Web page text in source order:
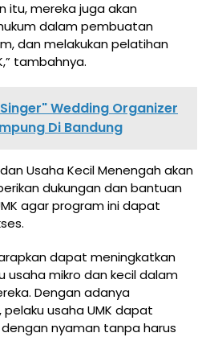
itu, mereka juga akan
dalam pembuatan
dan melakukan pelatihan
tambahnya.
Wedding Organizer
Di Bandung
Usaha Kecil Menengah akan
dukungan dan bantuan
agar program ini dapat
dapat meningkatkan
usaha mikro dan kecil dalam
Dengan adanya
usaha UMK dapat
nyaman tanpa harus